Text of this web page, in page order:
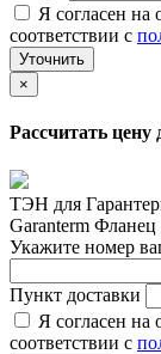
Я согласен на
соответствии с
Уточнить
×
Рассчитать цену
ТЭН для
Garanterm
Укажите номер
Пункт доставки
Я согласен на
соответствии с